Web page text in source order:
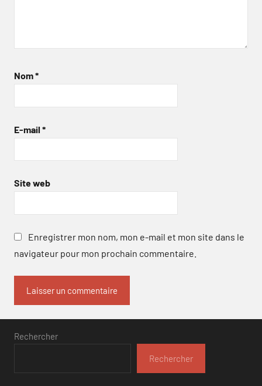
Nom*
E-mail *
Site web
Enregistrer mon nom, mon e-mail et mon site dans le
navigateur pour mon prochain commentaire.
Rechercher
Rechercher